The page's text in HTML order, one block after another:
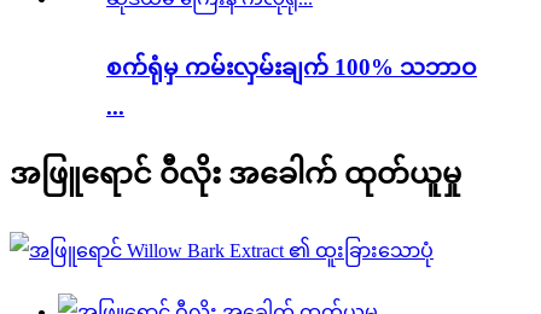
စက်ရုံမှ ကမ်းလှမ်းချက် 100% သဘာဝ
...
အဖြူရောင် ဝီလိုး အခေါက် ထုတ်ယူမှု